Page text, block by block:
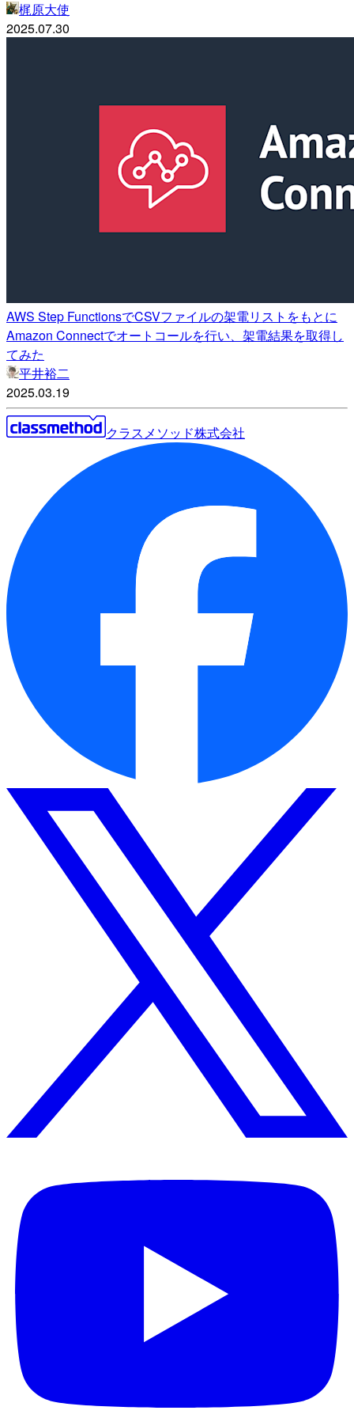
梶原大使
2025.07.30
AWS Step FunctionsでCSVファイルの架電リストをもとに
Amazon Connectでオートコールを行い、架電結果を取得し
てみた
平井裕二
2025.03.19
クラスメソッド株式会社